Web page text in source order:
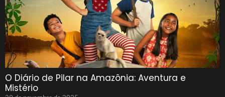
O Diário de Pilar na Amazônia: Aventura e
Mistério